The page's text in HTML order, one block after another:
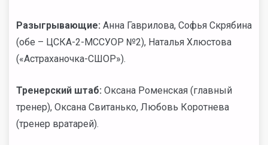
Разыгрывающие: Анна Гаврилова, Софья Скрябина
(обе – ЦСКА-2-МССУОР №2), Наталья Хлюстова
(«Астраханочка-СШОР»).
Тренерский штаб: Оксана Роменская (главный
тренер), Оксана Свитанько, Любовь Коротнева
(тренер вратарей).